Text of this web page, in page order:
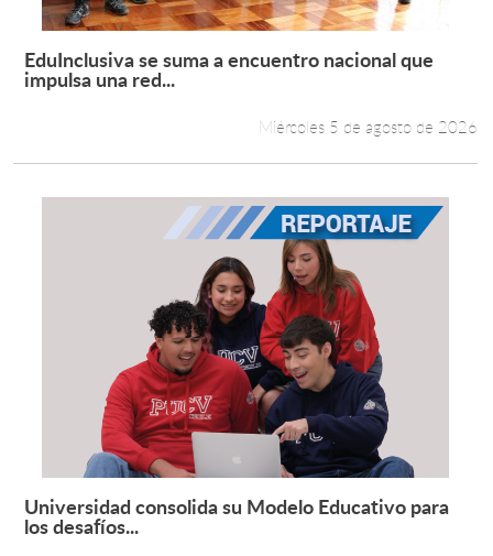
Leer más +
EduInclusiva se suma a encuentro nacional que
impulsa una red...
Miércoles 5 de agosto de 2026
Leer más +
Universidad consolida su Modelo Educativo para
los desafíos...